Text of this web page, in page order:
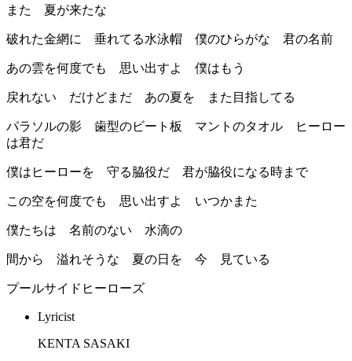
また 夏が来たな
破れた金網に 垂れてる水泳帽 僕のひらがな 君の名前
あの雲を何度でも 思い出すよ 僕はもう
戻れない だけどまだ あの夏を また目指してる
パラソルの影 歯型のビート板 マントのタオル ヒーロー
は君だ
僕はヒーローを 守る脇役だ 君が脇役になる時まで
この空を何度でも 思い出すよ いつかまた
僕たちは 名前のない 水滴の
間から 溢れそうな 夏の日を 今 見ている
プールサイドヒーローズ
Lyricist
KENTA SASAKI